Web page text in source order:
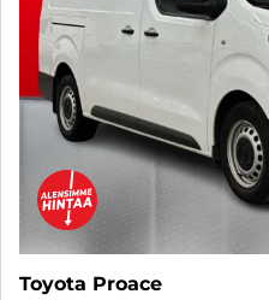
Toyota Proace